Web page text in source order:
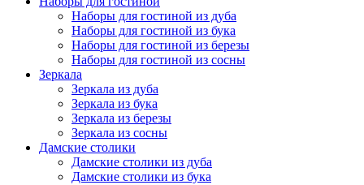
Наборы для гостиной из дуба
Наборы для гостиной из бука
Наборы для гостиной из березы
Наборы для гостиной из сосны
Зеркала
Зеркала из дуба
Зеркала из бука
Зеркала из березы
Зеркала из сосны
Дамские столики
Дамские столики из дуба
Дамские столики из бука